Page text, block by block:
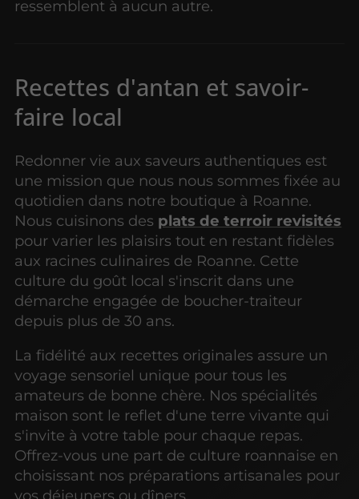
ressemblent à aucun autre.
Recettes d'antan et savoir-
faire local
Redonner vie aux saveurs authentiques est
une mission que nous nous sommes fixée au
quotidien dans notre boutique à Roanne.
Nous cuisinons des plats de terroir revisités
pour varier les plaisirs tout en restant fidèles
aux racines culinaires de Roanne. Cette
culture du goût local s'inscrit dans une
démarche engagée de boucher-traiteur
depuis plus de 30 ans.
La fidélité aux recettes originales assure un
voyage sensoriel unique pour tous les
amateurs de bonne chère. Nos spécialités
maison sont le reflet d'une terre vivante qui
s'invite à votre table pour chaque repas.
Offrez-vous une part de culture roannaise en
choisissant nos préparations artisanales pour